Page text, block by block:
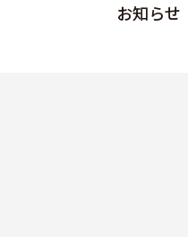
お知らせ